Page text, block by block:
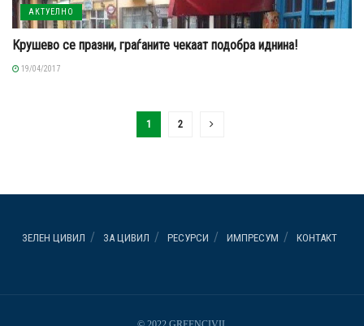
АКТУЕЛНО
Крушево се празни, граѓаните чекаат подобра иднина!
19/04/2017
1 2
ЗЕЛЕН ЦИВИЛ ЗА ЦИВИЛ РЕСУРСИ ИМПРЕСУМ КОНТАКТ